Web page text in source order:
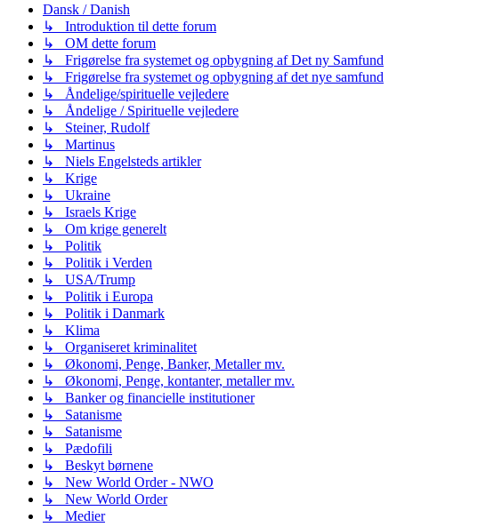
Dansk / Danish
↳ Introduktion til dette forum
↳ OM dette forum
↳ Frigørelse fra systemet og opbygning af Det ny Samfund
↳ Frigørelse fra systemet og opbygning af det nye samfund
↳ Åndelige/spirituelle vejledere
↳ Åndelige / Spirituelle vejledere
↳ Steiner, Rudolf
↳ Martinus
↳ Niels Engelsteds artikler
↳ Krige
↳ Ukraine
↳ Israels Krige
↳ Om krige generelt
↳ Politik
↳ Politik i Verden
↳ USA/Trump
↳ Politik i Europa
↳ Politik i Danmark
↳ Klima
↳ Organiseret kriminalitet
↳ Økonomi, Penge, Banker, Metaller mv.
↳ Økonomi, Penge, kontanter, metaller mv.
↳ Banker og financielle institutioner
↳ Satanisme
↳ Satanisme
↳ Pædofili
↳ Beskyt børnene
↳ New World Order - NWO
↳ New World Order
↳ Medier